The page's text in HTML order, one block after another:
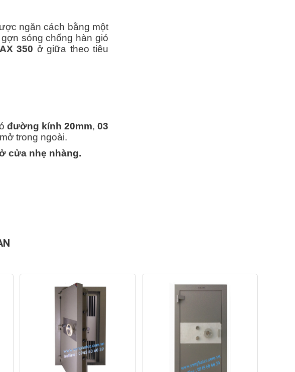
ngăn cách bằng một
sóng chống hàn gió
350 ở giữa theo tiêu
đường kính 20mm,03
trong ngoài.
cửa nhẹ nhàng.